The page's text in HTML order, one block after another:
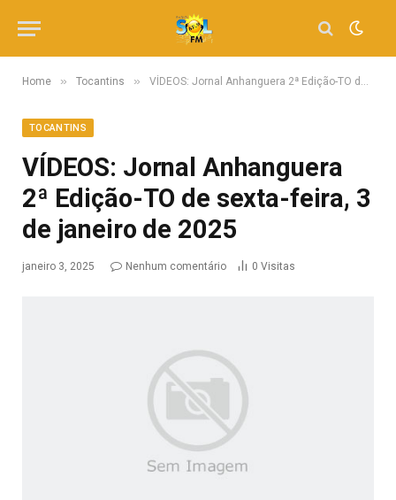
Home » Tocantins » VÍDEOS: Jornal Anhanguera 2ª Edição-TO de sexta-feira, 3 de janeiro de 2025
TOCANTINS
VÍDEOS: Jornal Anhanguera
2ª Edição-TO de sexta-feira, 3
de janeiro de 2025
janeiro 3, 2025 Nenhum comentário 0 Visitas